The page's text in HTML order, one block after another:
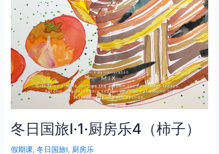
冬日国旅Ⅰ·1·厨房乐4（柿子）
假期课,冬日国旅Ⅰ, 厨房乐